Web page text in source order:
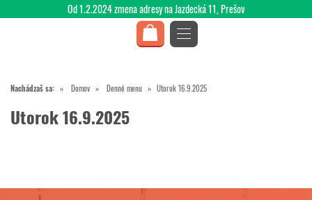
Nachádzaš sa: Domov Denné menu Utorok 16.9.2025
Utorok 16.9.2025
Od 1.2.2024 zmena adresy na Jazdecká 11, Prešov